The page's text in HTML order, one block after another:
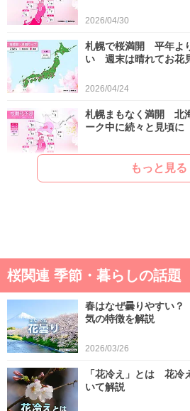
もっと見る
2026/04/30
札幌で桜満開 平年よ
い 週末は晴れてお花
2026/04/24
札幌まもなく満開 北
ーク中に続々と見頃
2026/04/22
ゴールデンウィークは
気象予報士の解説を
桜関連 季節・暮らしの話題
春はなぜ曇りやすい？
気の特徴を解説
2026/03/26
「花冷え」とは 花冷
いて解説